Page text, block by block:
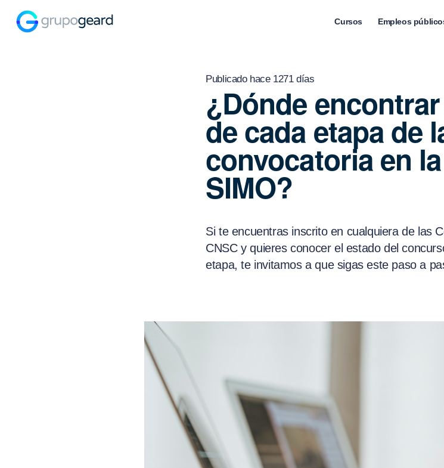
Cursos Empleos
Publicado hace 1271 días
¿Dónde
de cada etapa de
convocatoria en
SIMO?
Si te encuentras inscrito en cualquiera de las
CNSC y quieres conocer el estado del
etapa, te invitamos a que sigas este paso a